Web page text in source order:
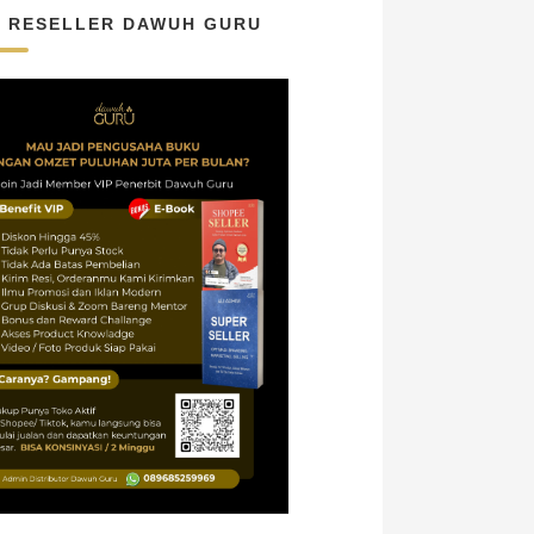
RESELLER DAWUH GURU